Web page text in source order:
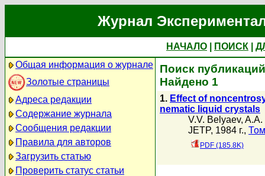
Журнал
НАЧАЛО ПОИСК
Общая информация о журнале
Золотые страницы
Адреса редакции
Содержание журнала
Сообщения редакции
Правила для авторов
Загрузить статью
Проверить статус статьи
Поиск
Найдено 1
1. Effect of
nematic liquid crystals
V.V. Belyaev, A.A.
JETP, 1984 г.,
PDF (185.8K)